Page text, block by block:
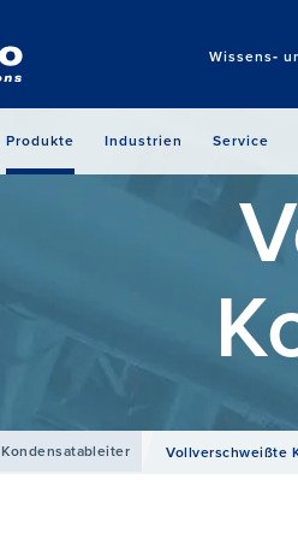
Wissens‑
Produkte Industrien Service
Kondensat­ableiter Voll­verschweißte